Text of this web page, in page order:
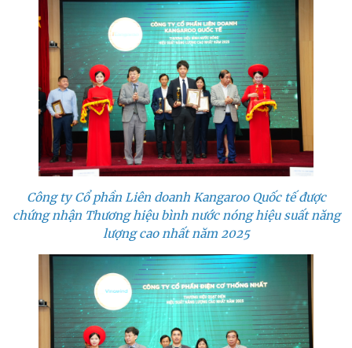
Công ty Cổ phần Liên doanh Kangaroo Quốc tế được
chứng nhận Thương hiệu bình nước nóng hiệu suất năng
lượng cao nhất năm 2025